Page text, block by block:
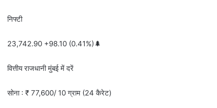
निफ्टी
23,742.90 +98.10 (0.41%)🌲
वित्तीय राजधानी मुंबई में दरें
सोना : ₹ 77,600/ 10 ग्राम (24 कैरेट)